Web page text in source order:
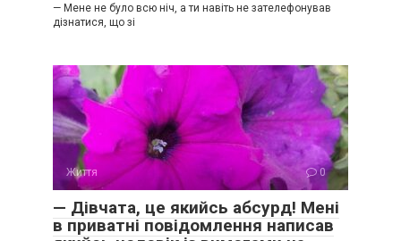
— Мене не було всю ніч, а ти навіть не зателефонував
дізнатися, що зі
Життя 0
— Дівчата, це якийсь абсурд! Мені
в приватні повідомлення написав